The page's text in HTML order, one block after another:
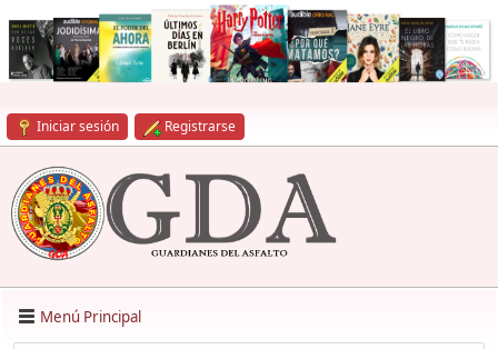
Iniciar sesión Registrarse
Menú Principal